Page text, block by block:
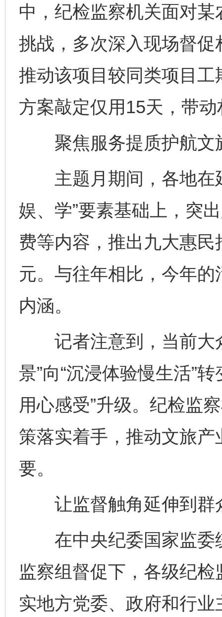
中，纪检监察机关面对
挑战，多次深入现场督
推动该项目较同类项目
方案敲定仅用15天，带
聚焦服务提质护航文
主题月期间，各地在
娱、学”要素基础上，突
费等内容，推出九大惠
元。与往年相比，今年
内涵。
记者注意到，当前大
景”向“沉浸体验慢生活”
用心感受”升级。纪检监
策落实着手，推动文旅
要。
让监督触角延伸到
在中央纪委国家监委
监察组督促下，各级纪
实地方党委、政府和行